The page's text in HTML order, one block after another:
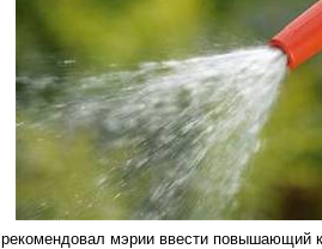
рекомендовал мэрии ввести повышающий